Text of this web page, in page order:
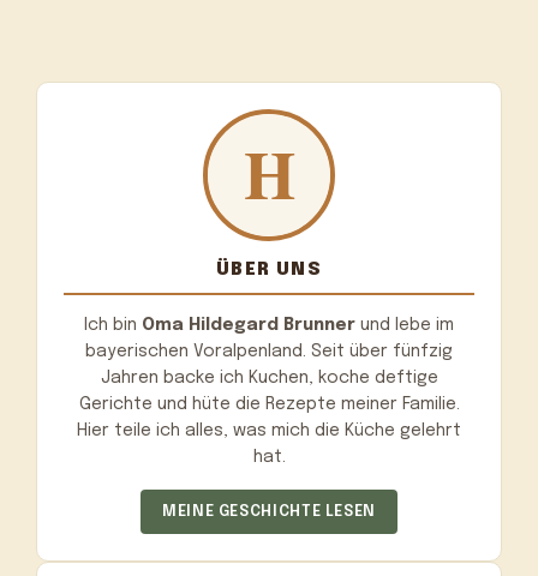
ÜBER UNS
Ich bin Oma Hildegard Brunner und lebe im
bayerischen Voralpenland. Seit über fünfzig
Jahren backe ich Kuchen, koche deftige
Gerichte und hüte die Rezepte meiner Familie.
Hier teile ich alles, was mich die Küche gelehrt
hat.
MEINE GESCHICHTE LESEN